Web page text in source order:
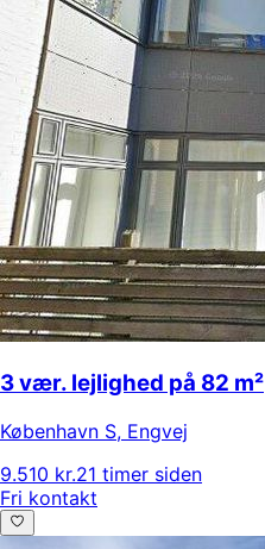
3 vær. lejlighed på 82 m²
København S, Engvej
9.510 kr.21 timer siden
Fri kontakt